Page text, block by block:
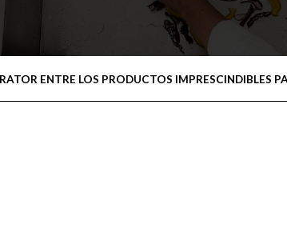
ENTRE LOS PRODUCTOS IMPRESCINDIBLES